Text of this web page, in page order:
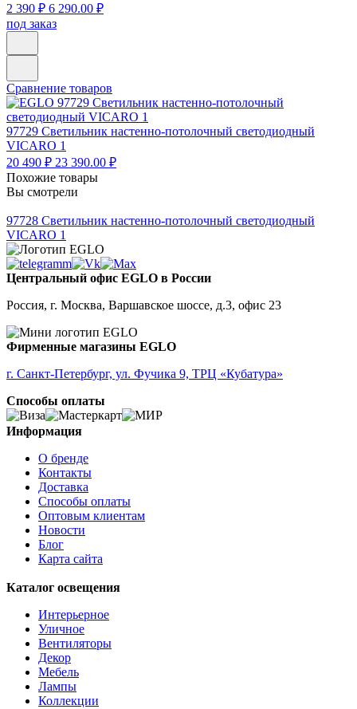
2 390 ₽ 6 290.00 ₽
под заказ
Сравнение товаров
97729 Светильник настенно-потолочный светодиодный
VICARO 1
20 490 ₽ 23 390.00 ₽
Похожие товары
Вы смотрели
97728 Светильник настенно-потолочный светодиодный
VICARO 1
Центральный офис EGLO в России
Россия, г. Москва, Варшавское шоссе, д.3, офис 23
Фирменные магазины EGLO
г. Санкт-Петербург, ул. Фучика 9, ТРЦ «Кубатура»
Способы оплаты
Информация
О бренде
Контакты
Доставка
Способы оплаты
Оптовым клиентам
Новости
Блог
Карта сайта
Каталог освещения
Интерьерное
Уличное
Вентиляторы
Декор
Мебель
Лампы
Коллекции